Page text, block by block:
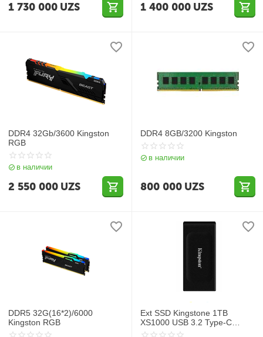
1 730 000 UZS 1 400 000 UZS
DDR4 32Gb/3600 Kingston
RGB
в наличии
2 550 000 UZS
DDR4 8GB/3200 Kingston
в наличии
800 000 UZS
DDR5 32G(16*2)/6000
Kingston RGB
Ext SSD Kingstone 1TB
XS1000 USB 3.2 Type-C
(SXS1000/1000G)